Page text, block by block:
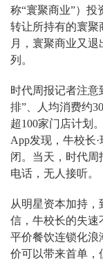
称“寰聚商业”）投
转让所持有的寰聚
月，寰聚商业又
列。
时代周报记者注意
排”、人均消费约
超100家门店计划
App发现，牛校长
闭。当天，时代周
电话，无人接听。
从明星资本加持
信，牛校长的失速
平价餐饮连锁化浪
价可以带来首单，